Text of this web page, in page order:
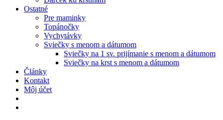
Ostatné
Pre maminky
Topánočky
Vychytávky
Sviečky s menom a dátumom
Sviečky na 1 sv. prijímanie s menom a dátumom
Sviečky na krst s menom a dátumom
Články
Kontakt
Môj účet
ponúk.